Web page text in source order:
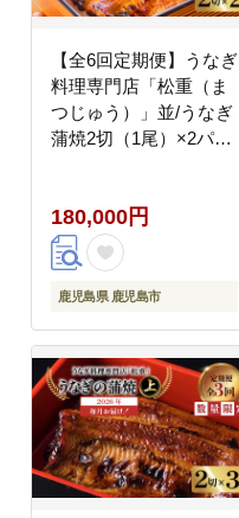
【全6回定期便】うなぎ
料理専門店「松重（ま
つじゅう）」並/うなぎ
蒲焼2切（1尾）×2パッ
180,000円
鹿児島県 鹿児島市